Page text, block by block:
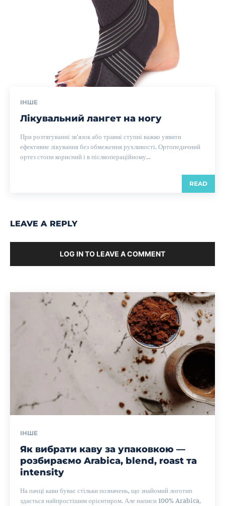
ІНШЕ
Лікувальний лангет на ногу
При розтягуванні зв'язок або травмі ступні важко уявити
ефективне лікування без обмеження рухливості. Ортопедичний
ортез стопи корисний і в післяопераційному...
READ
LEAVE A REPLY
LOG IN TO LEAVE A COMMENT
ІНШЕ
Як вибрати каву за упаковкою —
розбираємо Arabica, blend, roast та
intensity
На пачці кави буває стільки позначень, що знайомий логотип
здається найпростішим орієнтиром. Але написи 100% Arabica,